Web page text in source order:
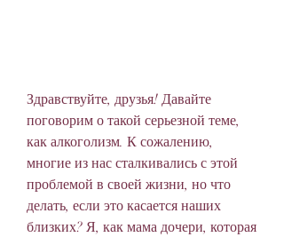
Здравствуйте, друзья! Давайте
поговорим о такой серьезной теме,
как алкоголизм. К сожалению,
многие из нас сталкивались с этой
проблемой в своей жизни, но что
делать, если это касается наших
близких? Я, как мама дочери, которая